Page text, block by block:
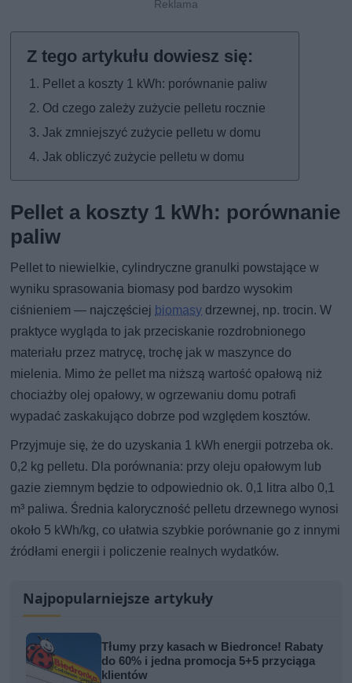
Pellet a koszty 1 kWh: porównanie paliw
Od czego zależy zużycie pelletu rocznie
Jak zmniejszyć zużycie pelletu w domu
Jak obliczyć zużycie pelletu w domu
Pellet a koszty 1 kWh: porównanie
paliw
Pellet to niewielkie, cylindryczne granulki powstające w
wyniku sprasowania biomasy pod bardzo wysokim
ciśnieniem — najczęściej biomasy drzewnej, np. trocin. W
praktyce wygląda to jak przeciskanie rozdrobnionego
materiału przez matrycę, trochę jak w maszynce do
mielenia. Mimo że pellet ma niższą wartość opałową niż
chociażby olej opałowy, w ogrzewaniu domu potrafi
wypadać zaskakująco dobrze pod względem kosztów.
Przyjmuje się, że do uzyskania 1 kWh energii potrzeba ok.
0,2 kg pelletu. Dla porównania: przy oleju opałowym lub
gazie ziemnym będzie to odpowiednio ok. 0,1 litra albo 0,1
m³ paliwa. Średnia kaloryczność pelletu drzewnego wynosi
około 5 kWh/kg, co ułatwia szybkie porównanie go z innymi
źródłami energii i policzenie realnych wydatków.
Najpopularniejsze artykuły
Tłumy przy kasach w Biedronce! Rabaty
do 60% i jedna promocja 5+5 przyciąga
klientów